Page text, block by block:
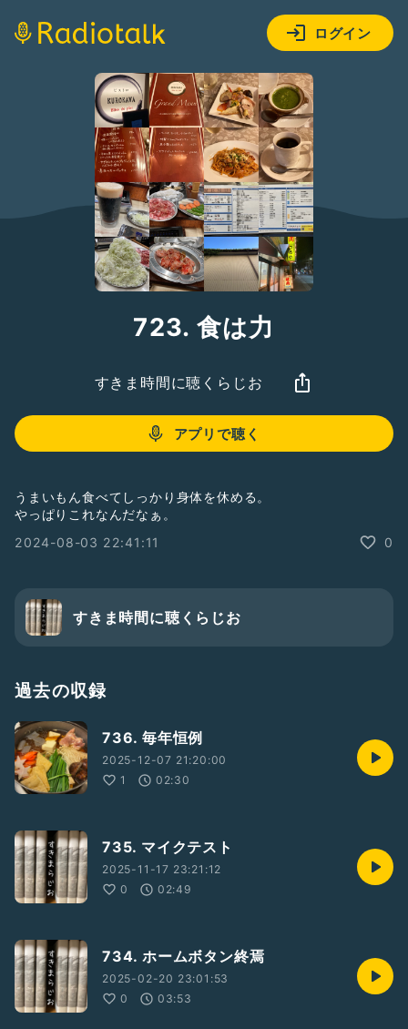
ログイン
723. 食は力
すきま時間に聴くらじお
アプリで聴く
うまいもん食べてしっかり身体を休める。
やっぱりこれなんだなぁ。
2024-08-03 22:41:11
0
すきま時間に聴くらじお
過去の収録
736. 毎年恒例
2025-12-07 21:20:00
1
02:30
735. マイクテスト
2025-11-17 23:21:12
0
02:49
734. ホームボタン終焉
2025-02-20 23:01:53
0
03:53